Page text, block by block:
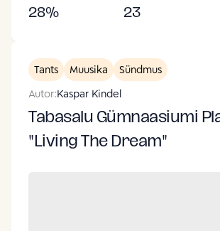
28% 23
Tants Muusika
Sündmus
Autor:Kaspar Kindel
Tabasalu Gümnaasiumi
"Living The Dream"